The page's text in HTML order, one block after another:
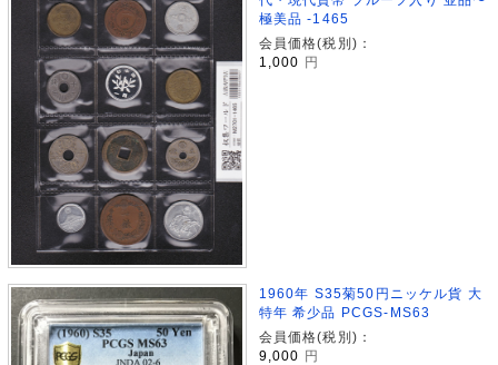
極美品 -1465
会員価格(税別)：
1,000
円
1960年 S35菊50円ニッケル貨 大
特年 希少品 PCGS-MS63
会員価格(税別)：
9,000
円